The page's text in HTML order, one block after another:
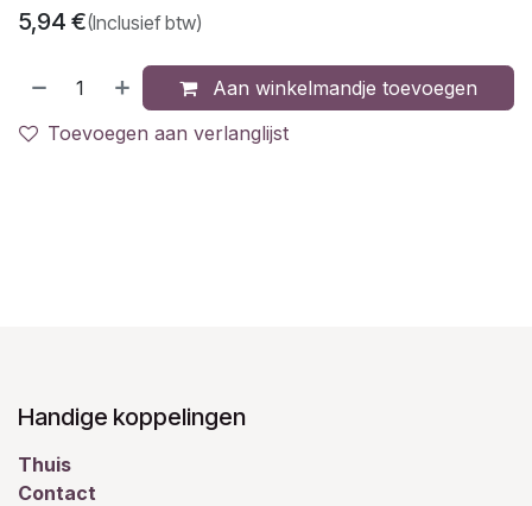
5,94 €(Inclusief btw)
Aan winkelmandje toevoegen
Toevoegen aan verlanglijst
Handige koppelingen
Thuis
Contact